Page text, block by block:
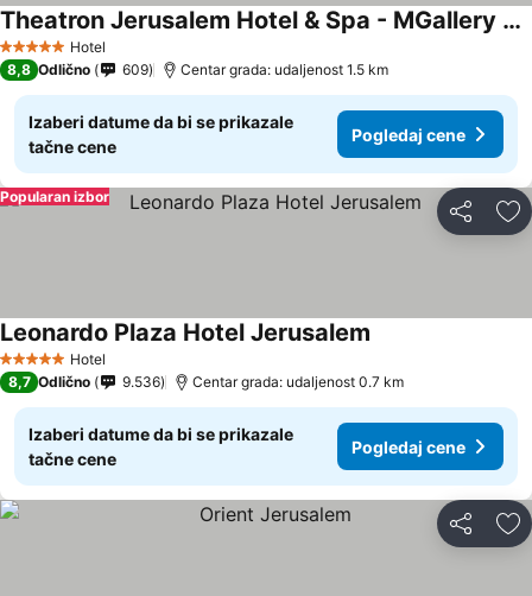
5 ZvezdiceHotel
Theatron Jerusalem Hotel & Spa - MGallery Collection
8,8 Odlično 609 Centar grada: udaljenost 1.5 km
Izaberi datume da bi se prikazale
tačne cene
Pogledaj cene
Deli
Popularan izbor
5 ZvezdiceHotel
Leonardo Plaza Hotel Jerusalem
8,7 Odlično 9.536 Centar grada: udaljenost 0.7 km
Izaberi datume da bi se prikazale
tačne cene
Pogledaj cene
Deli